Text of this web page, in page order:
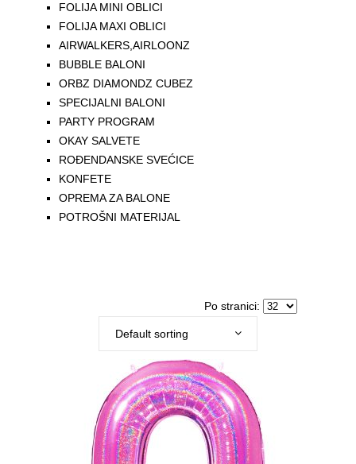
FOLIJA MINI OBLICI
FOLIJA MAXI OBLICI
AIRWALKERS,AIRLOONZ
BUBBLE BALONI
ORBZ DIAMONDZ CUBEZ
SPECIJALNI BALONI
PARTY PROGRAM
OKAY SALVETE
ROĐENDANSKE SVEĆICE
KONFETE
OPREMA ZA BALONE
POTROŠNI MATERIJAL
Po stranici:
Default sorting